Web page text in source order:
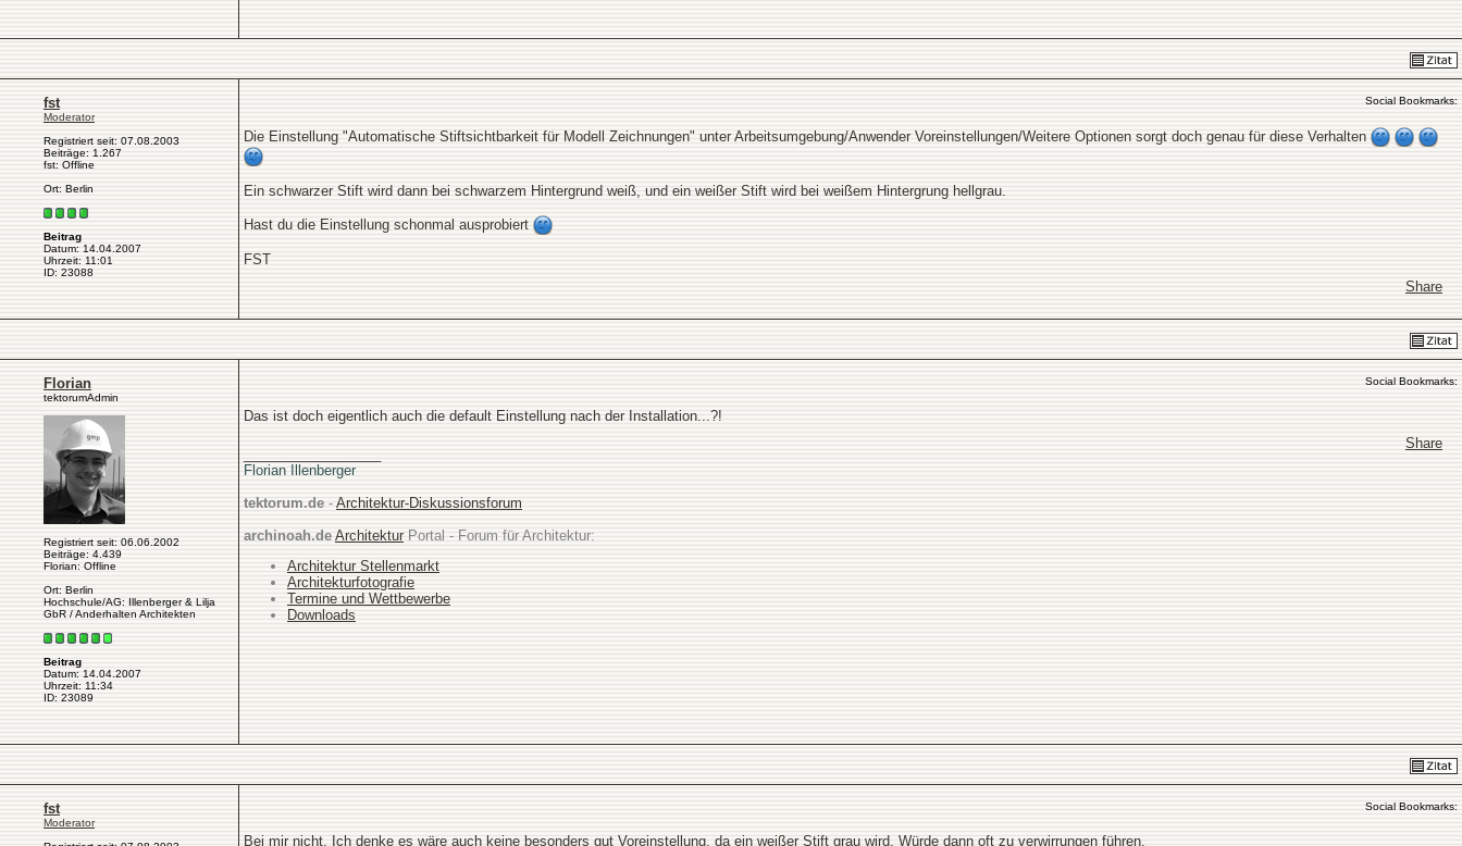
fst
Moderator
Registriert seit: 07.08.2003
Beiträge: 1.267
fst: Offline
Ort: Berlin
Beitrag
Datum: 14.04.2007
Uhrzeit: 11:01
ID: 23088
Social Bookmarks:
Die Einstellung "Automatische Stiftsichtbarkeit für Modell Zeichnungen" unter Arbeitsumgebung/Anwender Voreinstellungen/Weitere Optionen sorgt doch genau für diese Verhalten
Ein schwarzer Stift wird dann bei schwarzem Hintergrund weiß, und ein weißer Stift wird bei weißem Hintergrung hellgrau.
Hast du die Einstellung schonmal ausprobiert
FST
Share
Florian
tektorumAdmin
Registriert seit: 06.06.2002
Beiträge: 4.439
Florian: Offline
Ort: Berlin
Hochschule/AG: Illenberger & Lilja
GbR / Anderhalten Architekten
Beitrag
Datum: 14.04.2007
Uhrzeit: 11:34
ID: 23089
Social Bookmarks:
Das ist doch eigentlich auch die default Einstellung nach der Installation...?!
Share
Florian Illenberger
tektorum.de - Architektur-Diskussionsforum
archinoah.de ArchitekturPortal - Forum für Architektur:
Architektur Stellenmarkt
Architekturfotografie
Termine und Wettbewerbe
Downloads
fst
Moderator
Social Bookmarks:
Bei mir nicht. Ich denke es wäre auch keine besonders gut Voreinstellung, da ein weißer Stift grau wird. Würde dann oft zu verwirrungen führen.